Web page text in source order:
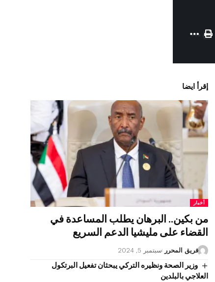
إقرأ ايضا
أخبار
من بكين.. البرهان يطلب المساعدة في
القضاء على مليشيا الدعم السريع
فريق المحرر سبتمبر 5, 2024
وزير الصحة ونظيره التركي يبحثان تفعيل البرتكول
العلاجي بالبلدين